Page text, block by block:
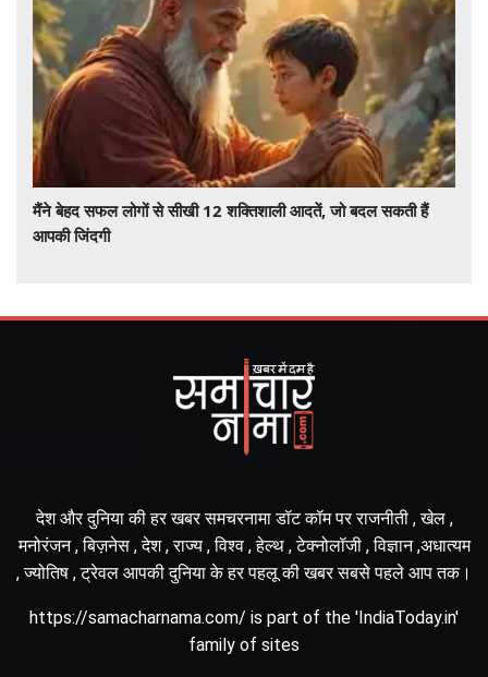
मैंने बेहद सफल लोगों से सीखी 12 शक्तिशाली आदतें, जो बदल सकती हैं
आपकी जिंदगी
देश और दुनिया की हर खबर समचरनामा डॉट कॉम पर राजनीती , खेल ,
मनोरंजन , बिज़नेस , देश , राज्य , विश्व , हेल्थ , टेक्नोलॉजी , विज्ञान ,अधात्यम
, ज्योतिष , ट्रेवल आपकी दुनिया के हर पहलू की खबर सबसे पहले आप तक।
https://samacharnama.com/ is part of the 'IndiaToday.in'
family of sites